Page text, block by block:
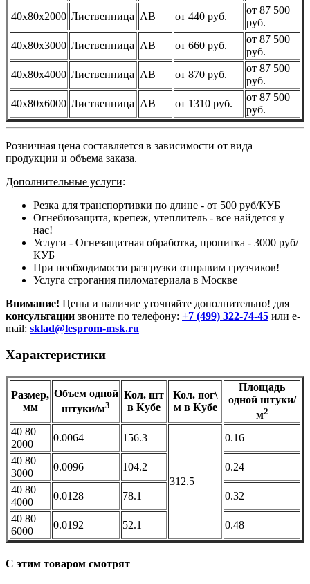
40х80х2000 Лиственница АВ от 440 руб.
от 87 500
руб.
40х80х3000 Лиственница АВ от 660 руб.
от 87 500
руб.
40х80х4000 Лиственница АВ от 870 руб.
от 87 500
руб.
40х80х6000 Лиственница АВ от 1310 руб.
от 87 500
руб.
Розничная цена составляется в зависимости от вида
продукции и объема заказа.
Дополнительные услуги:
Резка для транспортивки по длине - от 500 руб/КУБ
Огнебиозащита, крепеж, утеплитель - все найдется у
нас!
Услуги - Огнезащитная обработка, пропитка - 3000 руб/
КУБ
При необходимости разгрузки отправим грузчиков!
Услуга строгания пиломатериала в Москве
Внимание! Цены и наличие уточняйте дополнительно! для
консультации звоните по телефону: +7 (499) 322-74-45 или e-
mail: sklad@lesprom-msk.ru
Характеристики
Размер,
мм
Объем одной
штуки/м3
Кол. шт
в Кубе
Кол. пог\
м в Кубе
Площадь
одной штуки/
м2
40 80
2000
0.0064 156.3
312.5
0.16
40 80
3000
0.0096 104.2
0.24
40 80
4000
0.0128 78.1
0.32
40 80
6000
0.0192 52.1 0.48
C этим товаром смотрят